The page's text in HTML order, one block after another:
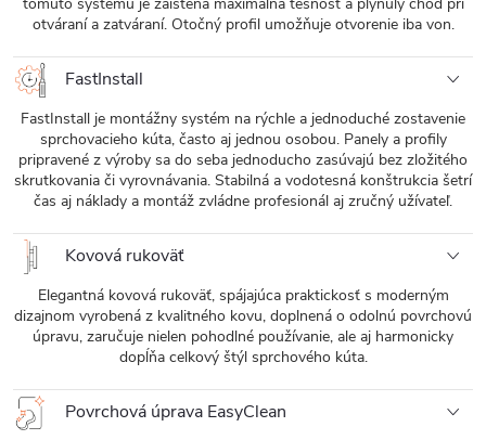
otváraní a zatváraní. Otočný profil umožňuje otvorenie iba von.
FastInstall
FastInstall je montážny systém na rýchle a jednoduché zostavenie
sprchovacieho kúta, často aj jednou osobou. Panely a profily
pripravené z výroby sa do seba jednoducho zasúvajú bez zložitého
skrutkovania či vyrovnávania. Stabilná a vodotesná konštrukcia šetrí
čas aj náklady a montáž zvládne profesionál aj zručný užívateľ.
Kovová rukoväť
Elegantná kovová rukoväť, spájajúca praktickosť s moderným
dizajnom vyrobená z kvalitného kovu, doplnená o odolnú povrchovú
úpravu, zaručuje nielen pohodlné používanie, ale aj harmonicky
dopĺňa celkový štýl sprchového kúta.
Povrchová úprava EasyClean